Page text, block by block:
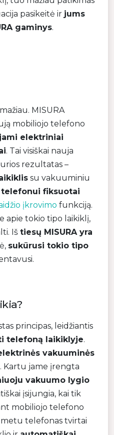
pasikeitė ir jums
gaminys.
MISURA
mobiliojo telefono
elektriniai
. Tai visiškai nauja
rezultatas –
su vakuuminiu
fiksuotai
įkrovimo funkciją.
apie tokio tipo laikiklį,
Iš tiesų MISURA yra
sukūrusi tokio tipo
principas, leidžiantis
telefoną laikiklyje.
vakuuminės
. Kartu jame įrengta
vakuumo lygio
įsijungia, kai tik
mobiliojo telefono
telefonas tvirtai